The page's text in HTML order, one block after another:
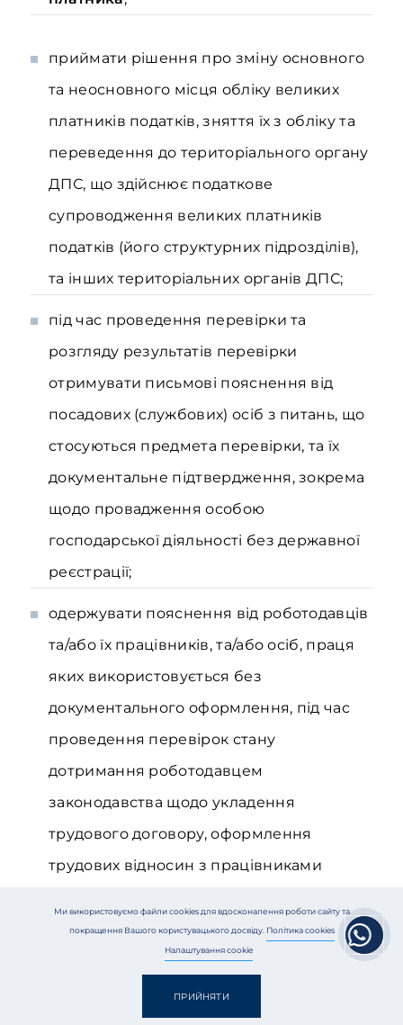
приймати рішення про зміну основного
та неосновного місця обліку великих
платників податків, зняття їх з обліку та
переведення до територіального органу
ДПС, що здійснює податкове
супроводження великих платників
податків (його структурних підрозділів),
та інших територіальних органів ДПС;
під час проведення перевірки та
розгляду результатів перевірки
отримувати письмові пояснення від
посадових (службових) осіб з питань, що
стосуються предмета перевірки, та їх
документальне підтвердження, зокрема
щодо провадження особою
господарської діяльності без державної
реєстрації;
одержувати пояснення від роботодавців
та/або їх працівників, та/або осіб, праця
яких використовується без
документального оформлення, під час
проведення перевірок стану
дотримання роботодавцем
законодавства щодо укладення
трудового договору, оформлення
трудових відносин з працівниками
податковим агентом податкового
законодавства щодо оподаткування
виплаченої (нарахованої) найманим
Ми використовуємо файли cookies для вдосконалення роботи сайту та
покращення Вашого користувацького досвіду. Політика cookies
Налаштування cookie
ПРИЙНЯТИ